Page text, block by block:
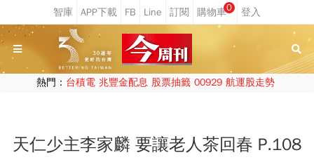
0
熱門： 台積電 兆豐金配息 股票抽籤 00929 航運股走勢
天仁少主李家麟 要讓老人茶回春 P.108